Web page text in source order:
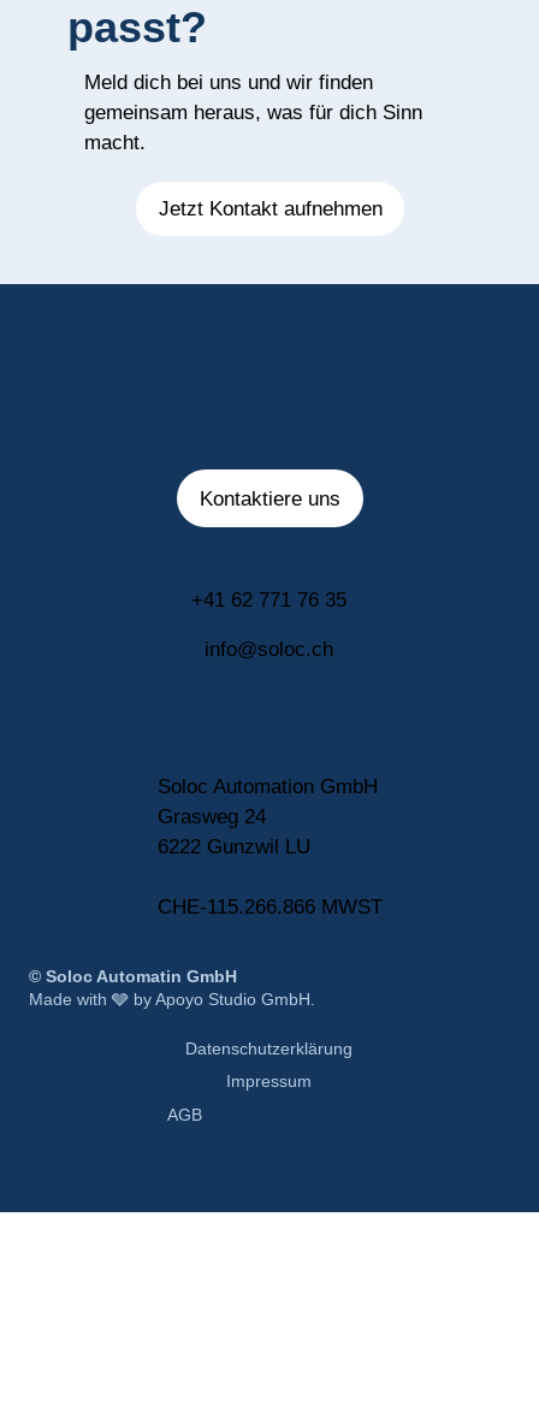
passt?
Meld dich bei uns und wir finden
gemeinsam heraus, was für dich Sinn
macht.
Jetzt Kontakt aufnehmen
Kontaktiere uns
+41 62 771 76 35
info@soloc.ch
Soloc Automation GmbH
Grasweg 24
6222 Gunzwil LU
CHE-115.266.866 MWST
Datenschutzerklärung
Impressum
AGB
© Soloc Automatin GmbH
Made with 🩶 by Apoyo Studio GmbH.